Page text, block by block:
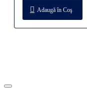
Adaugă în Coş